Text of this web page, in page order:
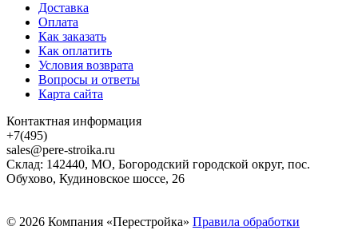
Доставка
Оплата
Как заказать
Как оплатить
Условия возврата
Вопросы и ответы
Карта сайта
Контактная информация
+7(495)
sales@pere-stroika.ru
Склад: 142440, МО, Богородский городской округ, пос.
Обухово, Кудиновское шоссе, 26
© 2026 Компания «Перестройка» Правила обработки